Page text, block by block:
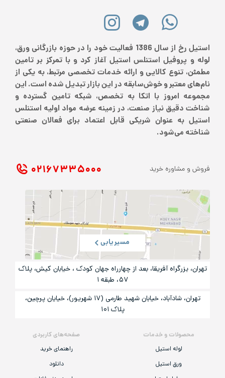
استیل رخ از سال 1386 فعالیت خود را در حوزه بازرگانی ورق،
لوله و پروفیل استنلس استیل آغاز کرد و با تمرکز بر تامین
مطمئن، تنوع کالایی و ارائه خدمات تخصصی مرتبط، به یکی از
نام‌های معتبر و خوش‌سابقه در این بازار تبدیل شده است. این
مجموعه امروز با اتکا به تخصص، شبکه تامین گسترده و
شناخت دقیق نیاز صنعت، در زمینه عرضه مواد اولیه استنلس
استیل به عنوان شریکی قابل اعتماد برای فعالان صنعتی
شناخته می‌شود.
محصولات و خدمات
لوله استیل
ورق استیل
صفحه‌های کاربردی
راهنمای خرید
دانلود
فروش و مشاوره خرید ۰۲۱ ۶۷۳۳۵۰۰۰
مسیریابی
تهران، بزرگراه آفریقا، بعد از چهارراه جهان کودک ، خیابان کیش، پلاک
۵۷، طبقه ۱
تهران، شادآباد، خیابان شهید طارمی (۱۷ شهریور)، خیایان پرچین،
پلاک ۱۰۱